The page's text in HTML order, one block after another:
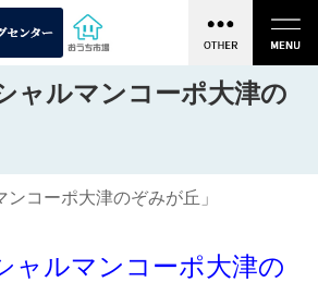
ャルマンコーポ大津の
コーポ大津のぞみが丘」
ャルマンコーポ大津の